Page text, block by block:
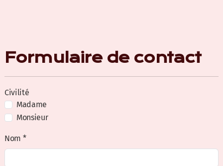
Formulaire de contact
Civilité
Madame
Monsieur
Nom *